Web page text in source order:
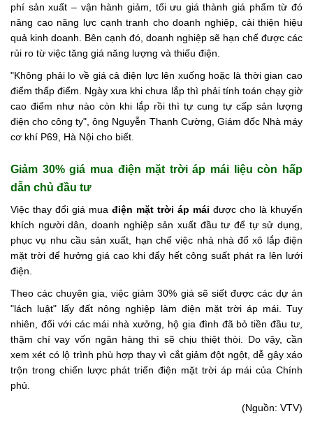
phí sản xuất – vận hành giảm, tối ưu giá thành giá phẩm từ đó
nâng cao năng lực cạnh tranh cho doanh nghiệp, cải thiện hiệu
quả kinh doanh. Bên cạnh đó, doanh nghiệp sẽ hạn chế được các
rủi ro từ việc tăng giá năng lượng và thiếu điện.
"Không phải lo về giá cả điện lực lên xuống hoặc là thời gian cao
điểm thấp điểm. Ngày xưa khi chưa lắp thì phải tính toán chạy giờ
cao điểm như nào còn khi lắp rồi thì tự cung tự cấp sản lượng
điện cho công ty", ông Nguyễn Thanh Cường, Giám đốc Nhà máy
cơ khí P69, Hà Nội cho biết.
Giảm 30% giá mua điện mặt trời áp mái liệu còn hấp
dẫn chủ đầu tư
Việc thay đổi giá mua điện mặt trời áp mái được cho là khuyến
khích người dân, doanh nghiệp sản xuất đầu tư để tự sử dụng,
phục vụ nhu cầu sản xuất, hạn chế việc nhà nhà đổ xô lắp điện
mặt trời để hưởng giá cao khi đẩy hết công suất phát ra lên lưới
điện.
Theo các chuyên gia, việc giảm 30% giá sẽ siết được các dự án
"lách luật" lấy đất nông nghiệp làm điện mặt trời áp mái. Tuy
nhiên, đối với các mái nhà xưởng, hộ gia đình đã bỏ tiền đầu tư,
thậm chí vay vốn ngân hàng thì sẽ chịu thiệt thòi. Do vậy, cần
xem xét có lộ trình phù hợp thay vì cắt giảm đột ngột, dễ gây xáo
trộn trong chiến lược phát triển điện mặt trời áp mái của Chính
phủ.
(Nguồn: VTV)